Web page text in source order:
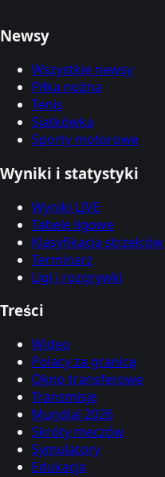
Newsy
Wszystkie newsy
Piłka nożna
Tenis
Siatkówka
Sporty motorowe
Wyniki i statystyki
Wyniki LIVE
Tabele ligowe
Klasyfikacja strzelców
Terminarz
Ligi i rozgrywki
Treści
Wideo
Polacy za granicą
Okno transferowe
Transmisje
Mundial 2026
Skróty meczów
Symulatory
Edukacja